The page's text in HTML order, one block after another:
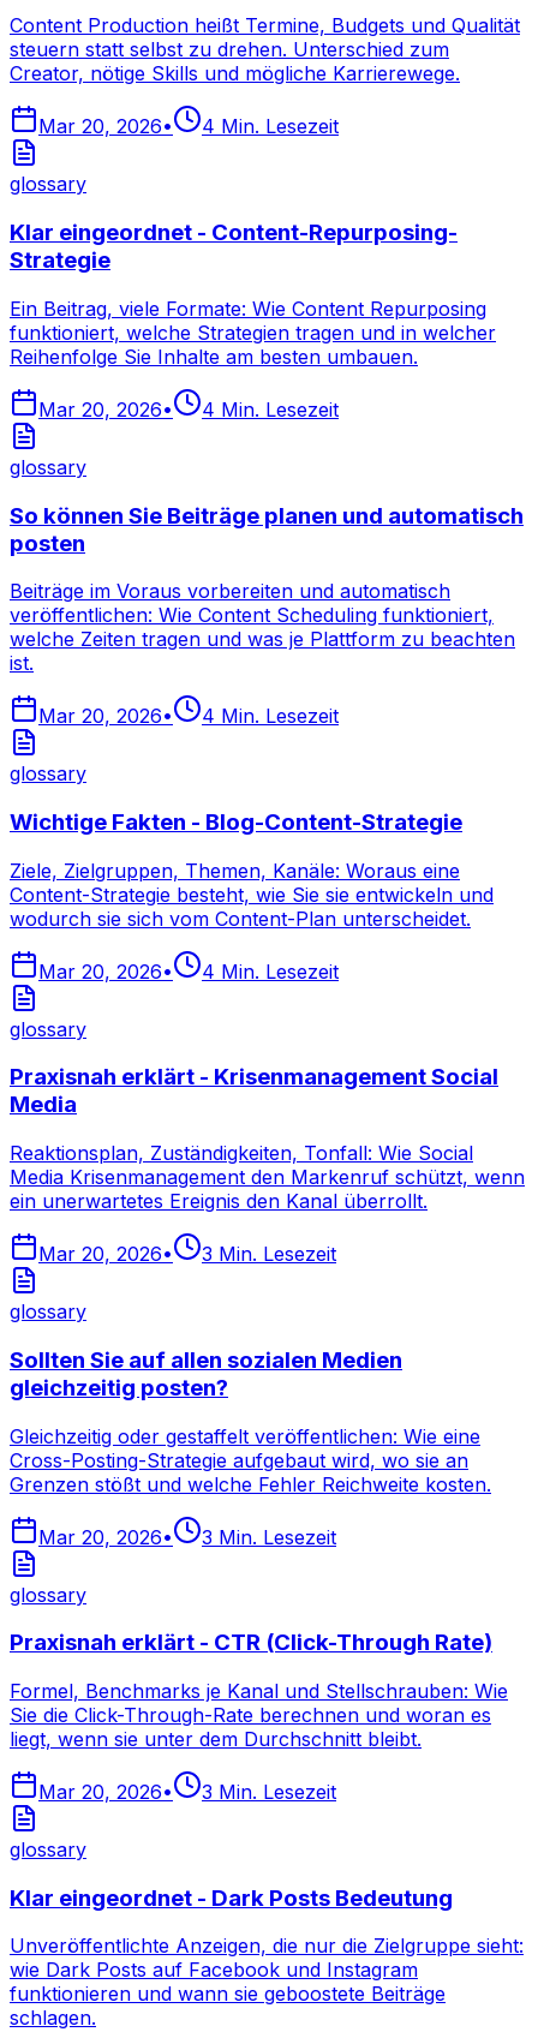
Content Production heißt Termine, Budgets und Qualität
steuern statt selbst zu drehen. Unterschied zum
Creator, nötige Skills und mögliche Karrierewege.
Mar 20, 2026• 4 Min. Lesezeit
glossary
Klar eingeordnet - Content-Repurposing-
Strategie
Ein Beitrag, viele Formate: Wie Content Repurposing
funktioniert, welche Strategien tragen und in welcher
Reihenfolge Sie Inhalte am besten umbauen.
Mar 20, 2026• 4 Min. Lesezeit
glossary
So können Sie Beiträge planen und automatisch
posten
Beiträge im Voraus vorbereiten und automatisch
veröffentlichen: Wie Content Scheduling funktioniert,
welche Zeiten tragen und was je Plattform zu beachten
ist.
Mar 20, 2026• 4 Min. Lesezeit
glossary
Wichtige Fakten - Blog-Content-Strategie
Ziele, Zielgruppen, Themen, Kanäle: Woraus eine
Content-Strategie besteht, wie Sie sie entwickeln und
wodurch sie sich vom Content-Plan unterscheidet.
Mar 20, 2026• 4 Min. Lesezeit
glossary
Praxisnah erklärt - Krisenmanagement Social
Media
Reaktionsplan, Zuständigkeiten, Tonfall: Wie Social
Media Krisenmanagement den Markenruf schützt, wenn
ein unerwartetes Ereignis den Kanal überrollt.
Mar 20, 2026• 3 Min. Lesezeit
glossary
Sollten Sie auf allen sozialen Medien
gleichzeitig posten?
Gleichzeitig oder gestaffelt veröffentlichen: Wie eine
Cross-Posting-Strategie aufgebaut wird, wo sie an
Grenzen stößt und welche Fehler Reichweite kosten.
Mar 20, 2026• 3 Min. Lesezeit
glossary
Praxisnah erklärt - CTR (Click-Through Rate)
Formel, Benchmarks je Kanal und Stellschrauben: Wie
Sie die Click-Through-Rate berechnen und woran es
liegt, wenn sie unter dem Durchschnitt bleibt.
Mar 20, 2026• 3 Min. Lesezeit
glossary
Klar eingeordnet - Dark Posts Bedeutung
Unveröffentlichte Anzeigen, die nur die Zielgruppe sieht:
wie Dark Posts auf Facebook und Instagram
funktionieren und wann sie geboostete Beiträge
schlagen.